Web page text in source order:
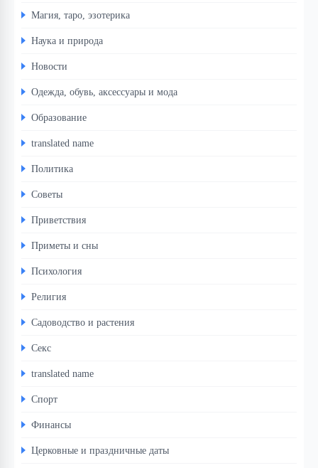
Магия, таро, эзотерика
Наука и природа
Новости
Одежда, обувь, аксессуары и мода
Образование
translated name
Политика
Советы
Приветствия
Приметы и сны
Психология
Религия
Садоводство и растения
Секс
translated name
Спорт
Финансы
Церковные и праздничные даты